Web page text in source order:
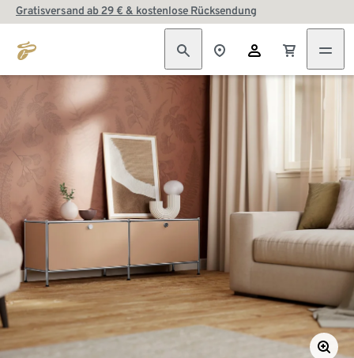
Gratisversand ab 29 € & kostenlose Rücksendung